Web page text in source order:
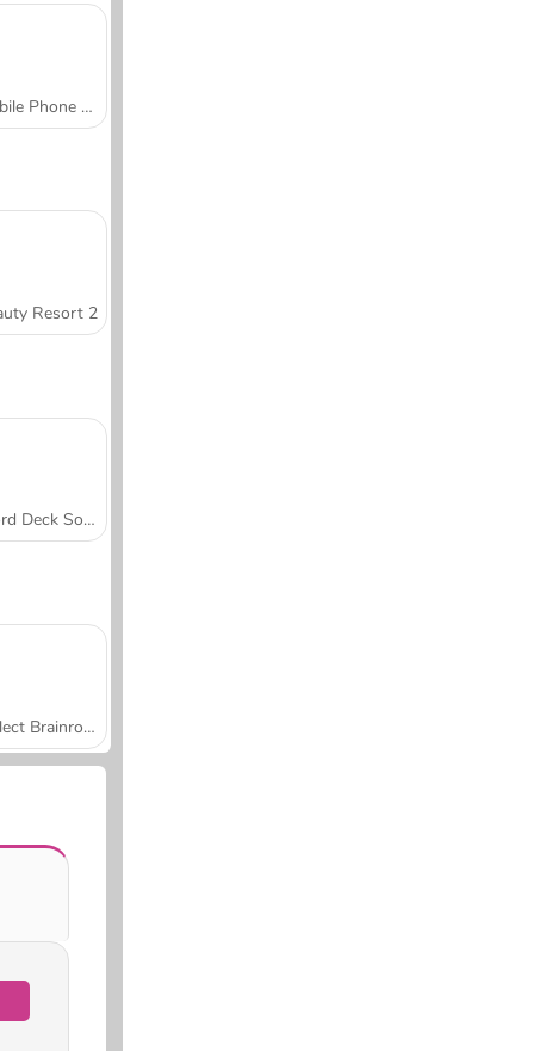
Mobile Phone Case Design & DIY
Resort 2
Word Deck Solitaire
Collect Brainrot Arena